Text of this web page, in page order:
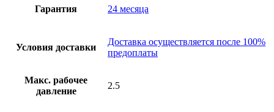
Гарантия 24 месяца
Условия доставки
Доставка осуществляется после 100%
предоплаты
Макс. рабочее
давление
2.5